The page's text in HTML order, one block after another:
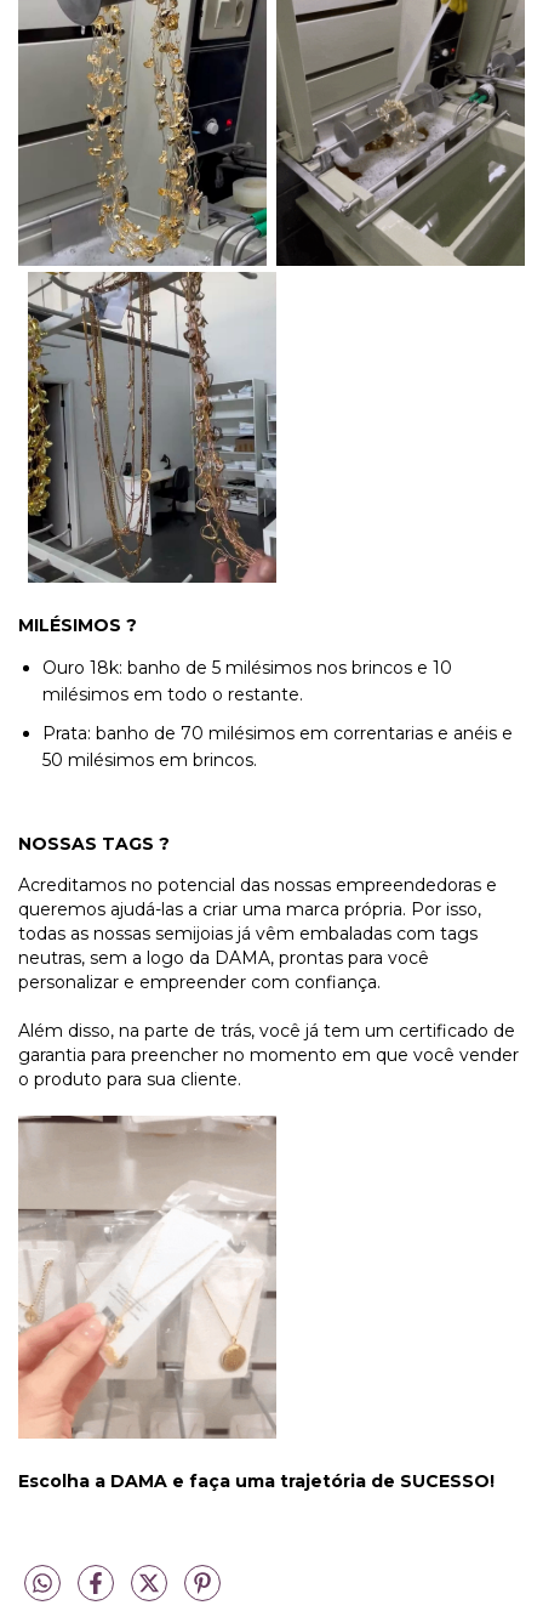
MILÉSIMOS ?
Ouro 18k: banho de 5 milésimos nos brincos e 10
milésimos em todo o restante.
Prata: banho de 70 milésimos em correntarias e anéis e
50 milésimos em brincos.
NOSSAS TAGS ?
Acreditamos no potencial das nossas empreendedoras e
queremos ajudá-las a criar uma marca própria. Por isso,
todas as nossas semijoias já vêm embaladas com tags
neutras, sem a logo da DAMA, prontas para você
personalizar e empreender com confiança.
Além disso, na parte de trás, você já tem um certificado de
garantia para preencher no momento em que você vender
o produto para sua cliente.
Escolha a DAMA e faça uma trajetória de SUCESSO!